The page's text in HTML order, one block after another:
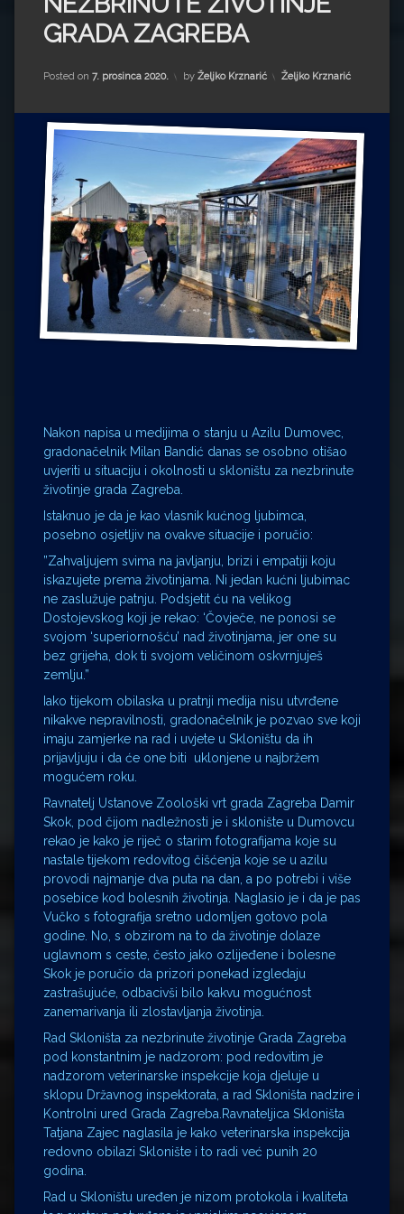
Impressum
Milenko Strižak
Drugi autori
Drugi autori
Ljiljana Lekanić-Kljaić
Željko Krznarić
Mario Lovreković
Miroslav Šantek
GRADA ZAGREBA
Posted on 7. prosinca 2020. by Željko Krznarić Kategorije:
Željko Krznarić
Nakon napisa u medijima o stanju u Azilu Dumovec,
gradonačelnik Milan Bandić danas se osobno otišao
uvjeriti u situaciju i okolnosti u skloništu za nezbrinute
životinje grada Zagreba.
Istaknuo je da je kao vlasnik kućnog ljubimca,
posebno osjetljiv na ovakve situacije i poručio:
”Zahvaljujem svima na javljanju, brizi i empatiji koju
iskazujete prema životinjama. Ni jedan kućni ljubimac
ne zaslužuje patnju. Podsjetit ću na velikog
Dostojevskog koji je rekao: ‘Čovječe, ne ponosi se
svojom ‘superiornošću’ nad životinjama, jer one su
bez grijeha, dok ti svojom veličinom oskvrnjuješ
zemlju.”
Iako tijekom obilaska u pratnji medija nisu utvrđene
nikakve nepravilnosti, gradonačelnik je pozvao sve koji
imaju zamjerke na rad i uvjete u Skloništu da ih
prijavljuju i da će one biti uklonjene u najbržem
mogućem roku.
Ravnatelj Ustanove Zoološki vrt grada Zagreba Damir
Skok, pod čijom nadležnosti je i sklonište u Dumovcu
rekao je kako je riječ o starim fotografijama koje su
nastale tijekom redovitog čišćenja koje se u azilu
provodi najmanje dva puta na dan, a po potrebi i više
posebice kod bolesnih životinja. Naglasio je i da je pas
Vučko s fotografija sretno udomljen gotovo pola
godine. No, s obzirom na to da životinje dolaze
uglavnom s ceste, često jako ozlijeđene i bolesne
Skok je poručio da prizori ponekad izgledaju
zastrašujuće, odbacivši bilo kakvu mogućnost
zanemarivanja ili zlostavljanja životinja.
Rad Skloništa za nezbrinute životinje Grada Zagreba
pod konstantnim je nadzorom: pod redovitim je
nadzorom veterinarske inspekcije koja djeluje u
sklopu Državnog inspektorata, a rad Skloništa nadzire i
Kontrolni ured Grada Zagreba.Ravnateljica Skloništa
Tatjana Zajec naglasila je kako veterinarska inspekcija
redovno obilazi Sklonište i to radi već punih 20
godina.
Rad u Skloništu uređen je nizom protokola i kvaliteta